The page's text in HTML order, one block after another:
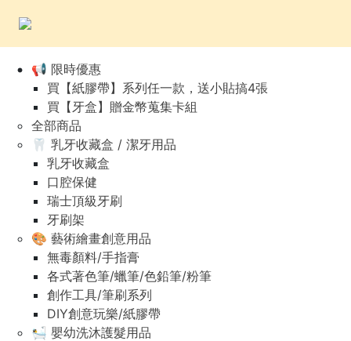
📢 限時優惠
買【紙膠帶】系列任一款，送小貼搞4張
買【牙盒】贈金幣蒐集卡組
全部商品
🦷 乳牙收藏盒 / 潔牙用品
乳牙收藏盒
口腔保健
瑞士頂級牙刷
牙刷架
🎨 藝術繪畫創意用品
無毒顏料/手指膏
各式著色筆/蠟筆/色鉛筆/粉筆
創作工具/筆刷系列
DIY創意玩樂/紙膠帶
🛀 嬰幼洗沐護髮用品